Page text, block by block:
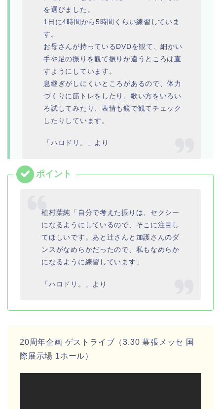
を選びました。
1日に4時間から5時間くらい練習していま
す。
お母さんが持っているDVDを観て、細かい
手や足の振りを観て振りが違うところは直
すようにしています。
息継ぎがしにくいところがあるので、体力
づくりに筋トレをしたり、歌い方をいろい
ろ試してみたり、表情も鏡で観てチェック
したりしています。
「ハロドリ。」より
植村葉純「自分で考えた振りは、セクシー
になるようにしているので、そこに注目し
てほしいです。あと辻さんと加護さんのダ
ンスがなめらかだったので、私もなめらか
になるように練習しています」
「ハロドリ。」より
20周年企画 ゲストライブ（3.30 幕張メッセ 国
際展示場 1ホール）